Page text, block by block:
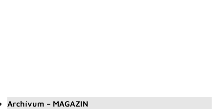
Archívum – MAGAZIN